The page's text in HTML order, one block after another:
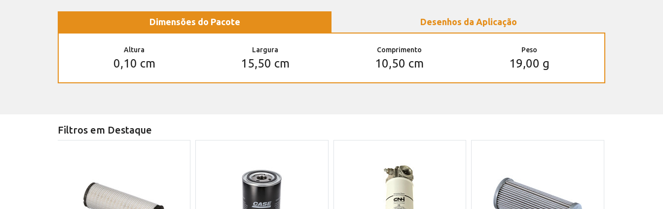
Dimensões do Pacote Desenhos da Aplicação
Altura
0,10 cm
Largura
15,50 cm
Comprimento
10,50 cm
Peso
19,00 g
Filtros em Destaque